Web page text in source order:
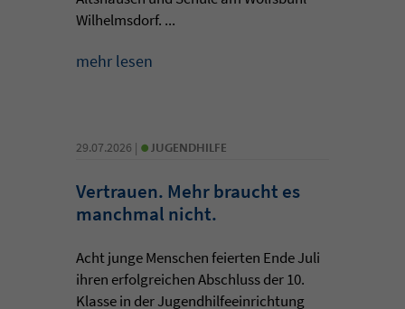
Wilhelmsdorf. ...
mehr lesen
29.07.2026 | • JUGENDHILFE
Vertrauen. Mehr braucht es
manchmal nicht.
Acht junge Menschen feierten Ende Juli
ihren erfolgreichen Abschluss der 10.
Klasse in der Jugendhilfeeinrichtung